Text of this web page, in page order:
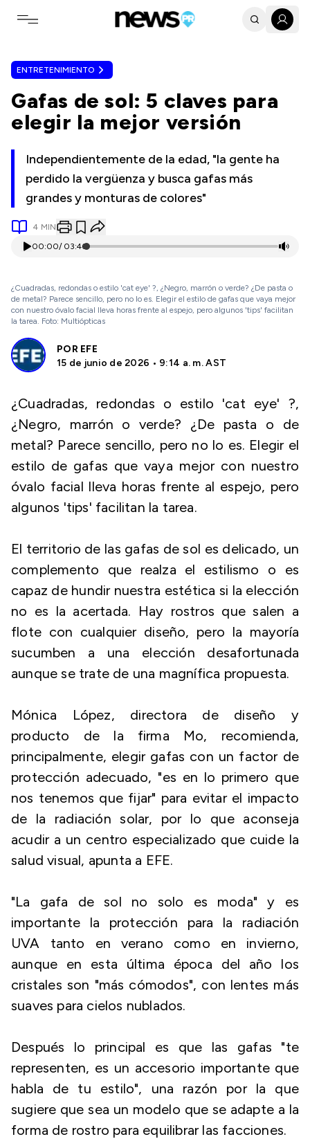
Toggle navigation menu
ENTRETENIMIENTO
Gafas de sol: 5 claves para
elegir la mejor versión
Independientemente de la edad, "la gente ha
perdido la vergüenza y busca gafas más
grandes y monturas de colores"
4 MIN
00:00/ 03:46
¿Cuadradas, redondas o estilo 'cat eye' ?, ¿Negro, marrón o verde? ¿De pasta o
de metal? Parece sencillo, pero no lo es. Elegir el estilo de gafas que vaya mejor
con nuestro óvalo facial lleva horas frente al espejo, pero algunos 'tips' facilitan
la tarea. Foto: Multiópticas
POR EFE
15 de junio de 2026 • 9:14 a. m. AST
¿Cuadradas, redondas o estilo 'cat eye' ?,
¿Negro, marrón o verde? ¿De pasta o de
metal? Parece sencillo, pero no lo es. Elegir el
estilo de gafas que vaya mejor con nuestro
óvalo facial lleva horas frente al espejo, pero
algunos 'tips' facilitan la tarea.
El territorio de las gafas de sol es delicado, un
complemento que realza el estilismo o es
capaz de hundir nuestra estética si la elección
no es la acertada. Hay rostros que salen a
flote con cualquier diseño, pero la mayoría
sucumben a una elección desafortunada
aunque se trate de una magnífica propuesta.
Mónica López, directora de diseño y
producto de la firma Mo, recomienda,
principalmente, elegir gafas con un factor de
protección adecuado, "es en lo primero que
nos tenemos que fijar" para evitar el impacto
de la radiación solar, por lo que aconseja
acudir a un centro especializado que cuide la
salud visual, apunta a EFE.
"La gafa de sol no solo es moda" y es
importante la protección para la radiación
UVA tanto en verano como en invierno,
aunque en esta última época del año los
cristales son "más cómodos", con lentes más
suaves para cielos nublados.
Después lo principal es que las gafas "te
representen, es un accesorio importante que
habla de tu estilo", una razón por la que
sugiere que sea un modelo que se adapte a la
forma de rostro para equilibrar las facciones.